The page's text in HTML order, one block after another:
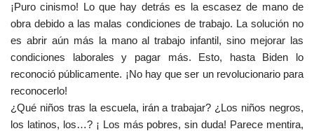
¡Puro cinismo! Lo que hay detrás es la escasez de mano de
obra debido a las malas condiciones de trabajo. La solución no
es abrir aún más la mano al trabajo infantil, sino mejorar las
condiciones laborales y pagar más. Esto, hasta Biden lo
reconoció públicamente. ¡No hay que ser un revolucionario para
reconocerlo!
¿Qué niños tras la escuela, irán a trabajar? ¿Los niños negros,
los latinos, los…? ¡ Los más pobres, sin duda! Parece mentira,